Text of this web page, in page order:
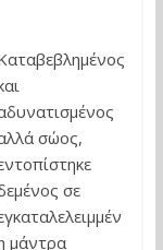
σώος,
σε
μάντρα